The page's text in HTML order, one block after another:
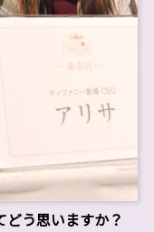
どう思いますか？